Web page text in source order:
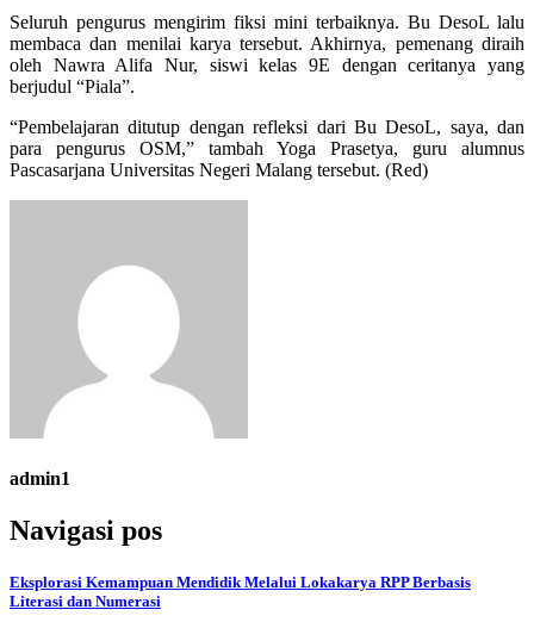
Seluruh pengurus mengirim fiksi mini terbaiknya. Bu DesoL lalu
membaca dan menilai karya tersebut. Akhirnya, pemenang diraih
oleh Nawra Alifa Nur, siswi kelas 9E dengan ceritanya yang
berjudul “Piala”.
“Pembelajaran ditutup dengan refleksi dari Bu DesoL, saya, dan
para pengurus OSM,” tambah Yoga Prasetya, guru alumnus
Pascasarjana Universitas Negeri Malang tersebut. (Red)
admin1
Navigasi pos
Eksplorasi Kemampuan Mendidik Melalui Lokakarya RPP Berbasis
Literasi dan Numerasi